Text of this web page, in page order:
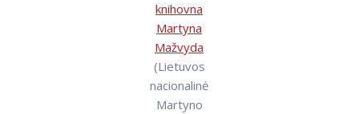
knihovna
Martyna
Mažvyda
(Lietuvos
nacionalinė
Martyno